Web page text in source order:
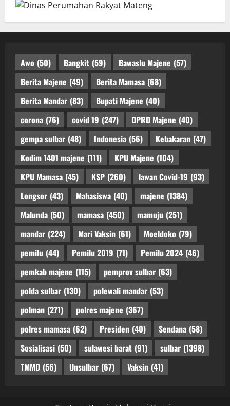
Awo (50) Bangkit (59) Bawaslu Majene (57)
Berita Majene (49) Berita Mamasa (68)
Berita Mandar (83) Bupati Majene (40)
corona (76) covid 19 (247) DPRD Majene (40)
gempa sulbar (48) Indonesia (56) Kebakaran (47)
Kodim 1401 majene (111) KPU Majene (104)
KPU Mamasa (45) KSP (260) lawan Covid-19 (93)
Longsor (43) Mahasiswa (40) majene (1384)
Malunda (50) mamasa (450) mamuju (251)
mandar (224) Mari Vaksin (61) Moeldoko (79)
pemilu (44) Pemilu 2019 (71) Pemilu 2024 (46)
pemkab majene (115) pemprov sulbar (63)
polda sulbar (130) polewali mandar (53)
polman (271) polres majene (367)
polres mamasa (62) Presiden (40) Sendana (58)
Sosialisasi (50) sulawesi barat (91) sulbar (1398)
TMMD (56) Unsulbar (67) Vaksin (41)